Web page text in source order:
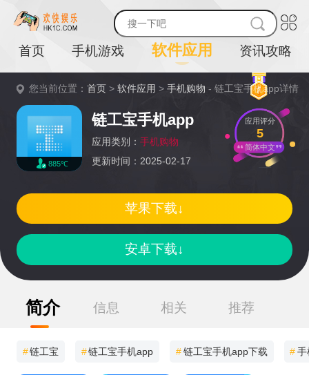
首页 手机游戏 软件应用 资讯攻略
您当前位置：首页 >软件应用 >手机购物 - 链工宝手机app详情
885℃
链工宝手机app
应用类别： 手机购物
更新时间：2025-02-17
应用评分
5
简体中文
安卓下载↓
苹果下载↓
简介 信息 相关 推荐
#链工宝 #链工宝手机app #链工宝手机app下载 #手